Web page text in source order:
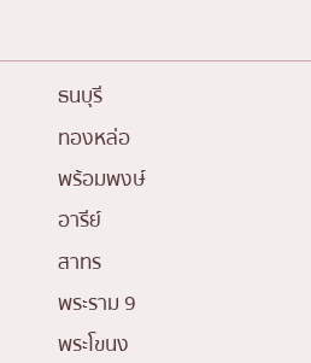
ธนบุรี
ทองหล่อ
พร้อมพงษ์
อารีย์
สาทร
พระราม 9
พระโขนง